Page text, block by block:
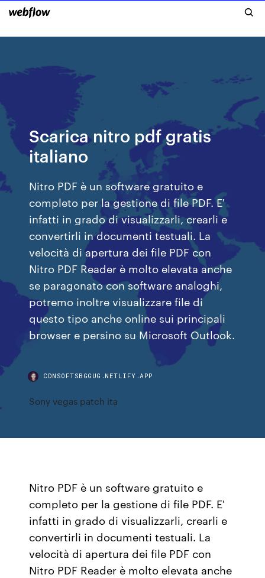
Scarica nitro pdf gratis
italiano
Nitro PDF è un software gratuito e
completo per la gestione di file PDF. E'
infatti in grado di visualizzarli, crearli e
convertirli in documenti testuali. La
velocità di apertura dei file PDF con
Nitro PDF Reader è molto elevata anche
se paragonato con software analoghi,
potremo inoltre visualizzare file di
questo tipo anche online sui principali
browser e persino su Microsoft Outlook.
CDNSOFTSBGGUG.NETLIFY.APP
Sony vegas patch ita
Nitro PDF è un software gratuito e
completo per la gestione di file PDF. E'
infatti in grado di visualizzarli, crearli e
convertirli in documenti testuali. La
velocità di apertura dei file PDF con
Nitro PDF Reader è molto elevata anche